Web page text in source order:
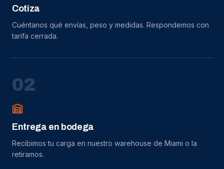
Cotiza
Cuéntanos qué envías, peso y medidas. Respondemos con
tarifa cerrada.
02
Entrega en bodega
Recibimos tu carga en nuestro warehouse de Miami o la
retiramos.